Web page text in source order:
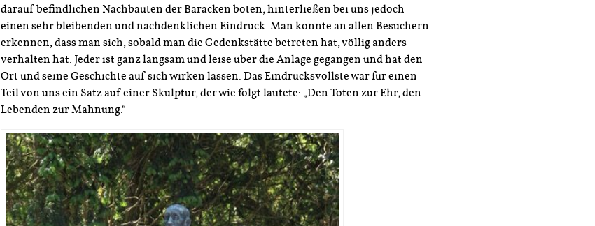
darauf befindlichen Nachbauten der Baracken boten, hinterließen bei uns jedoch
einen sehr bleibenden und nachdenklichen Eindruck. Man konnte an allen Besuchern
erkennen, dass man sich, sobald man die Gedenkstätte betreten hat, völlig anders
verhalten hat. Jeder ist ganz langsam und leise über die Anlage gegangen und hat den
Ort und seine Geschichte auf sich wirken lassen. Das Eindrucksvollste war für einen
Teil von uns ein Satz auf einer Skulptur, der wie folgt lautete: „Den Toten zur Ehr, den
Lebenden zur Mahnung.“